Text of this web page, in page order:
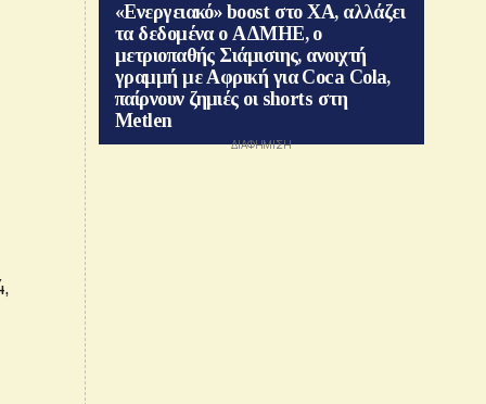
«Ενεργειακό» boost στο ΧΑ, αλλάζει
τα δεδομένα ο ΑΔΜΗΕ, ο
μετριοπαθής Σιάμισιης, ανοιχτή
γραμμή με Αφρική για Coca Cola,
παίρνουν ζημιές οι shorts στη
Metlen